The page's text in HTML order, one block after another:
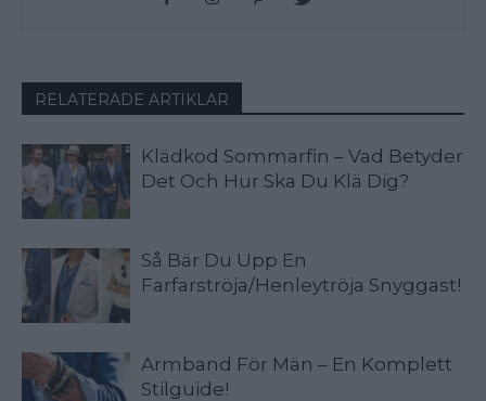
RELATERADE ARTIKLAR
Klädkod Sommarfin – Vad Betyder
Det Och Hur Ska Du Klä Dig?
Så Bär Du Upp En
Farfarströja/Henleytröja Snyggast!
Armband För Män – En Komplett
Stilguide!